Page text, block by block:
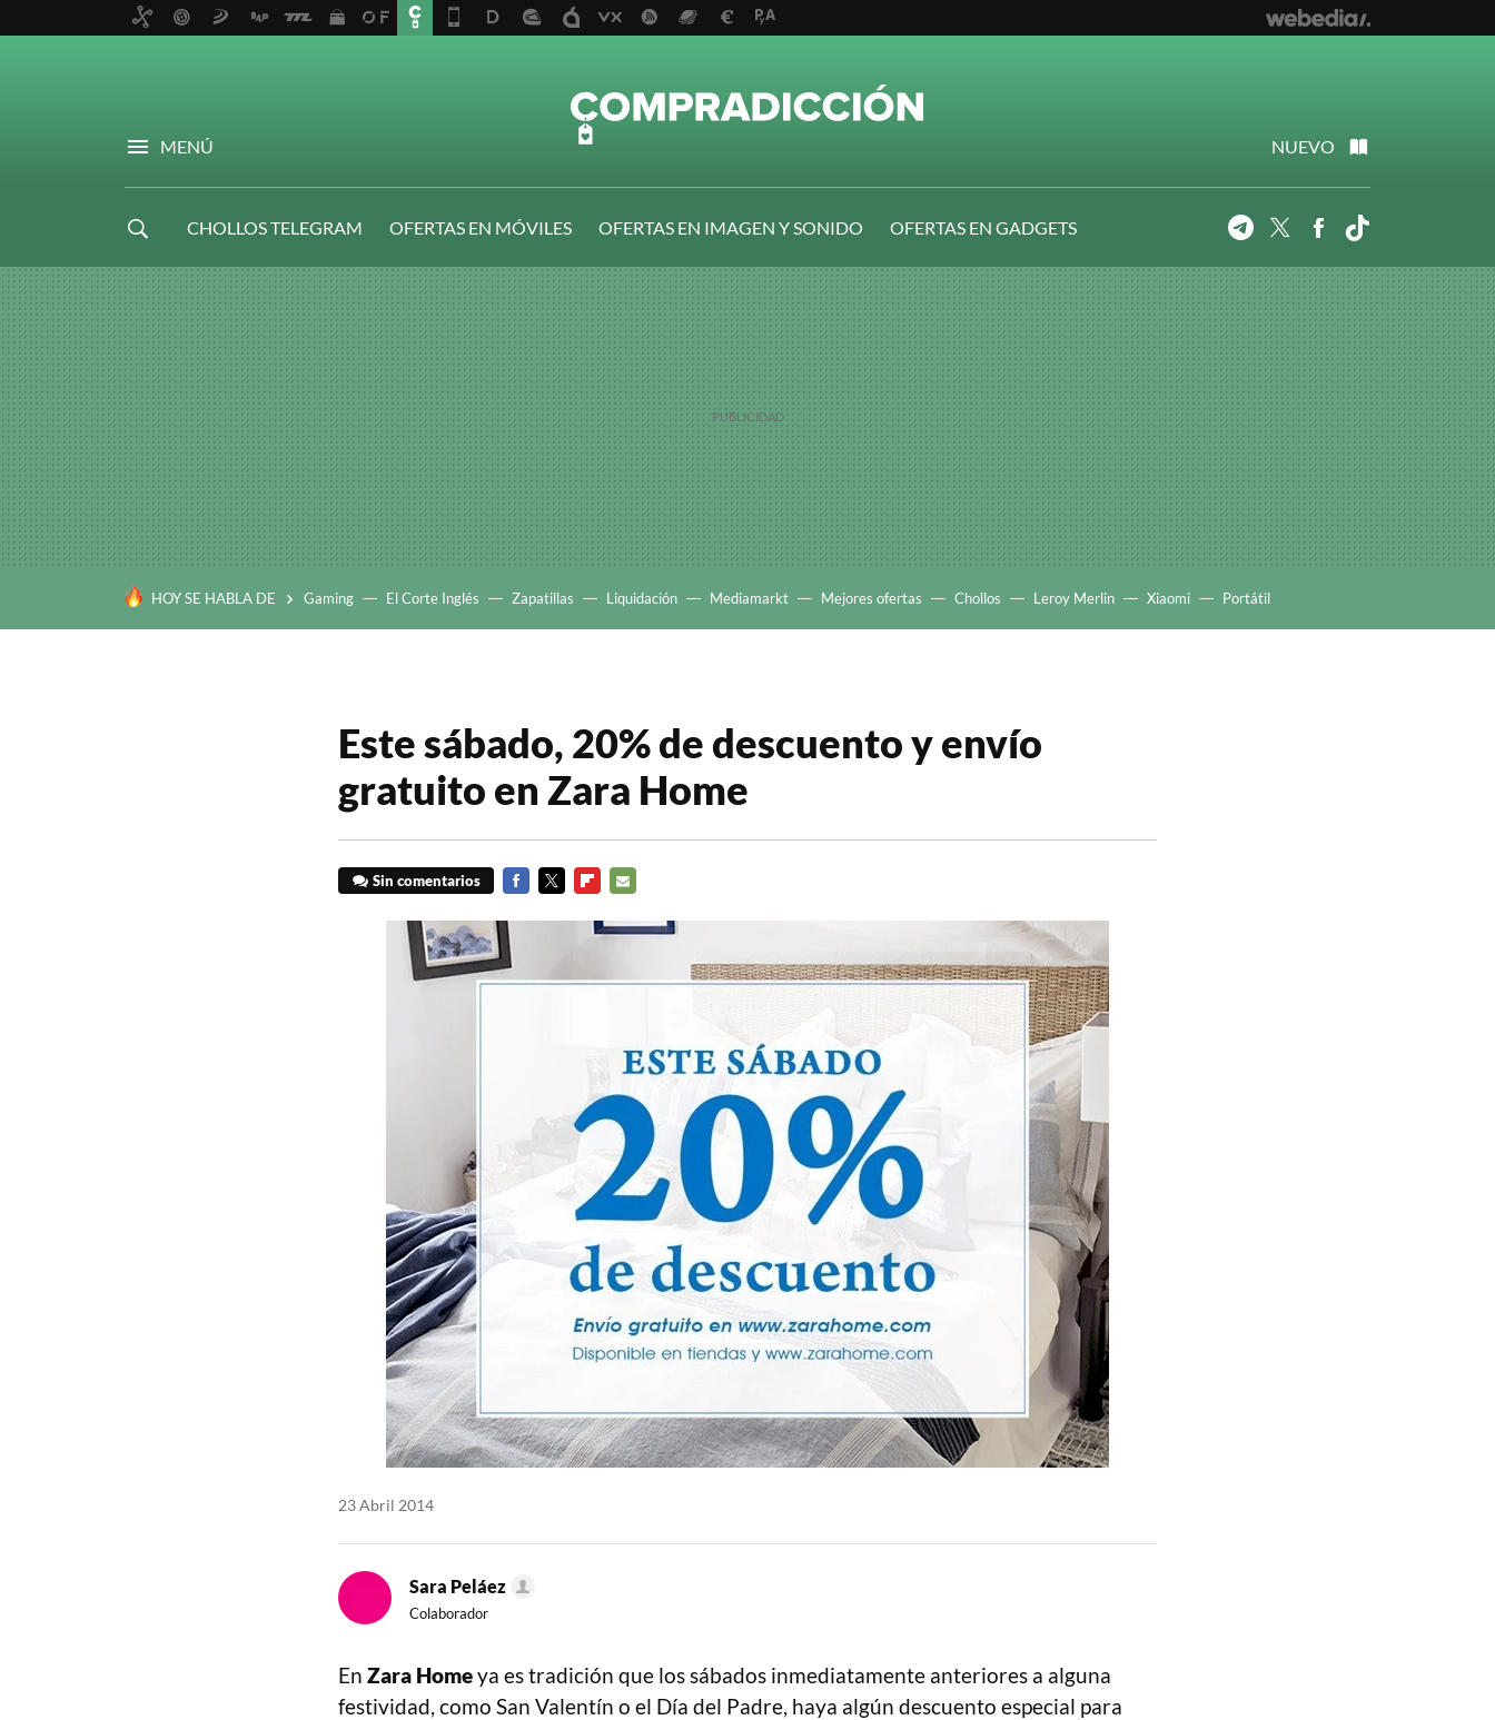
MENÚ NUEVO
CHOLLOS TELEGRAM OFERTAS EN MÓVILES OFERTAS EN IMAGEN Y SONIDO
OFERTAS EN GADGETS
TelegramTwitterFacebook
HOY SE HABLA DE Gaming El Corte Inglés Zapatillas Liquidación Mediamarkt Mejores ofertas Chollos Leroy Merlin Xiaomi Portátil
Este sábado, 20% de descuento y envío
gratuito en Zara Home
Sin comentarios
MAIL
23 Abril 2014
Sara Peláez
Colaborador
En Zara Homeya es tradición que los sábados inmediatamente anteriores a alguna
festividad, como San Valentín o el Día del Padre, haya algún descuento especial para